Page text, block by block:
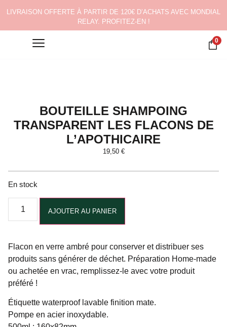
LIVRAISON OFFERTE À PARTIR DE 120€ D’ACHATS AVEC MONDIAL
RELAY. PROFITEZ-EN !
0
BOUTEILLE SHAMPOING
TRANSPARENT LES FLACONS DE
L’APOTHICAIRE
19,50 €
En stock
AJOUTER AU PANIER
Flacon en verre ambré pour conserver et distribuer ses
produits sans générer de déchet. Préparation Home-made
ou achetée en vrac, remplissez-le avec votre produit
préféré !
Étiquette waterproof lavable finition mate.
Pompe en acier inoxydable.